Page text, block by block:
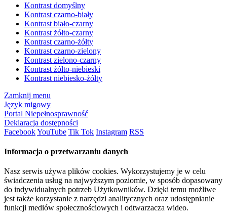
Kontrast domyślny
Kontrast czarno-biały
Kontrast biało-czarny
Kontrast żółto-czarny
Kontrast czarno-żółty
Kontrast czarno-zielony
Kontrast zielono-czarny
Kontrast żółto-niebieski
Kontrast niebiesko-żółty
Zamknij menu
Język migowy
Portal Niepełnosprawność
Deklaracja dostępności
FacebookYouTube Tik Tok Instagram RSS
Informacja o przetwarzaniu danych
Nasz serwis używa plików cookies. Wykorzystujemy je w celu
świadczenia usług na najwyższym poziomie, w sposób dopasowany
do indywidualnych potrzeb Użytkowników. Dzięki temu możliwe
jest także korzystanie z narzędzi analitycznych oraz udostępnianie
funkcji mediów społecznościowych i odtwarzacza wideo.